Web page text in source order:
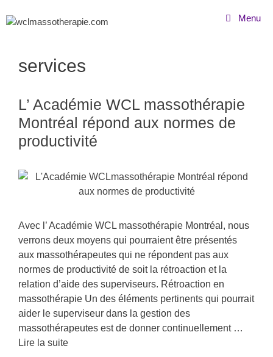
au
Menu
services
L’ Académie WCL massothérapie
Montréal répond aux normes de
productivité
Avec l’ Académie WCL massothérapie Montréal, nous
verrons deux moyens qui pourraient être présentés
aux massothérapeutes qui ne répondent pas aux
normes de productivité de soit la rétroaction et la
relation d’aide des superviseurs. Rétroaction en
massothérapie Un des éléments pertinents qui pourrait
aider le superviseur dans la gestion des
massothérapeutes est de donner continuellement …
Lire la suite